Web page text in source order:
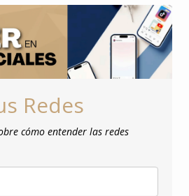
Redes
cómo entender las redes